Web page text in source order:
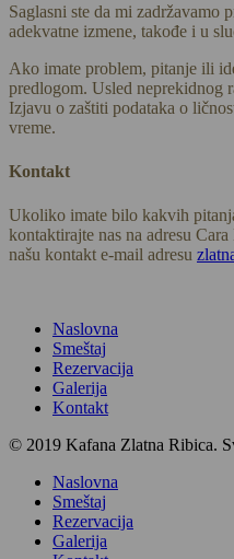
Saglasni ste da mi zadržavamo
adekvatne izmene, takođe i u
Ako imate problem, pitanje ili
predlogom. Usled neprekidnog
Izjavu o zaštiti podataka o
vreme.
Kontakt
Ukoliko imate bilo kakvih
kontaktirajte nas na adresu
našu kontakt e-mail adresu
Naslovna
Smeštaj
Rezervacija
Galerija
Kontakt
© 2019 Kafana Zlatna Ribica.
Close
Menu
Naslovna
Smeštaj
Rezervacija
Galerija